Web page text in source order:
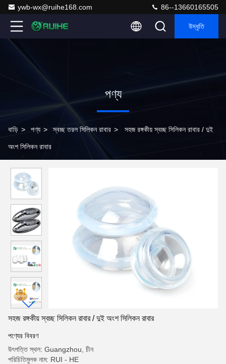
ywb-wx@ruihe168.com 86--13660165505
উদ্ধৃতি
পণ্য
বাড়ি > পণ্য > স্বচ্ছ তরল সিলিকন রাবার > সহজ রঙ্গকীয় স্বচ্ছ সিলিকন রাবার / দুই
অংশ সিলিকন রাবার
সহজ রঙ্গকীয় স্বচ্ছ সিলিকন রাবার / দুই অংশ সিলিকন রাবার
পণ্যের বিবরণ
উৎপত্তি স্থল: Guangzhou, চীন
পরিচিতিমুলক নাম: RUI - HE